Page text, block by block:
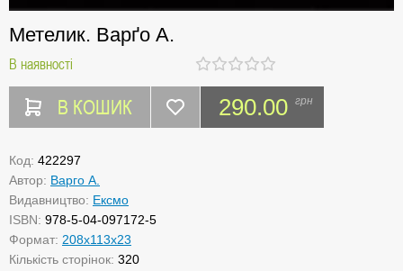
Метелик. Варґо А.
В наявності
В КОШИК 290.00 грн
Код: 422297
Автор: Варго А.
Видавництво: Ексмо
ISBN: 978-5-04-097172-5
Формат: 208x113x23
Кількість сторінок: 320